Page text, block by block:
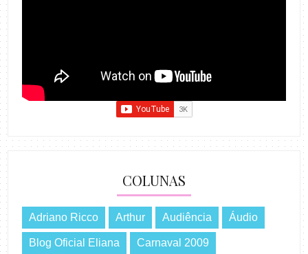
COLUNAS
Adriano Ricco Arthur Audiência Áudio
Blog Oficial Eliana Carnaval 2009